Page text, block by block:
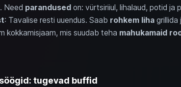
Need parandusedon: vürtsiriiul, lihalaud, potid ja
: Tavalise resti uuendus. Saab rohkem lihagrillida
kokkamisjaam, mis suudab teha mahukamaid
tugevad buffid